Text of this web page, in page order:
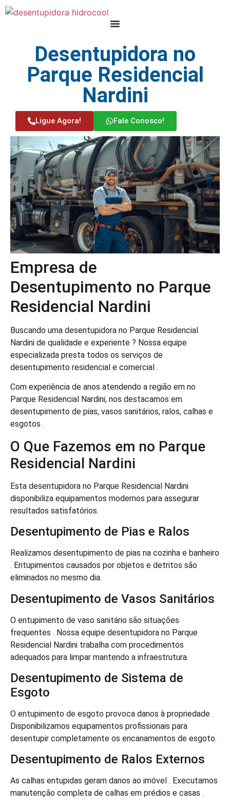
Desentupidora no
Parque Residencial
Nardini
Ligue Agora! Fale Conosco!
Empresa de
Desentupimento no Parque
Residencial Nardini
Buscando uma desentupidora no Parque Residencial
Nardini de qualidade e experiente ? Nossa equipe
especializada presta todos os serviços de
desentupimento residencial e comercial .
Com experiência de anos atendendo a região em no
Parque Residencial Nardini, nos destacamos em
desentupimento de pias, vasos sanitários, ralos, calhas e
esgotos .
O Que Fazemos em no Parque
Residencial Nardini
Esta desentupidora no Parque Residencial Nardini
disponibiliza equipamentos modernos para assegurar
resultados satisfatórios.
Desentupimento de Pias e Ralos
Realizamos desentupimento de pias na cozinha e banheiro
. Entupimentos causados por objetos e detritos são
eliminados no mesmo dia.
Desentupimento de Vasos Sanitários
O entupimento de vaso sanitário são situações
frequentes . Nossa equipe desentupidora no Parque
Residencial Nardini trabalha com procedimentos
adequados para limpar mantendo a infraestrutura.
Desentupimento de Sistema de
Esgoto
O entupimento de esgoto provoca danos à propriedade .
Disponibilizamos equipamentos profissionais para
desentupir completamente os encanamentos de esgoto.
Desentupimento de Ralos Externos
As calhas entupidas geram danos ao imóvel . Executamos
manutenção completa de calhas em prédios e casas .